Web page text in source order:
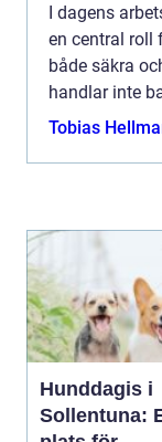
I dagens
en central roll
både säkra
handlar inte
skador, ut...
Tobias
Hunddagis i
Sollentuna: